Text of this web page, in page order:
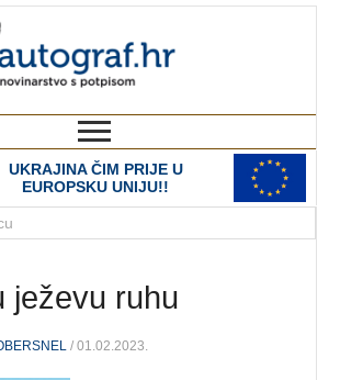
UKRAJINA ČIM PRIJE U
EUROPSKU UNIJU!!
ježevu ruhu
/ 01.02.2023.